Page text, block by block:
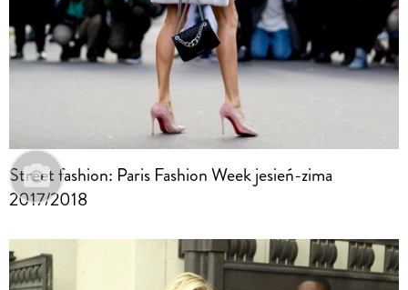
Street fashion: Paris Fashion Week jesień-zima
2017/2018